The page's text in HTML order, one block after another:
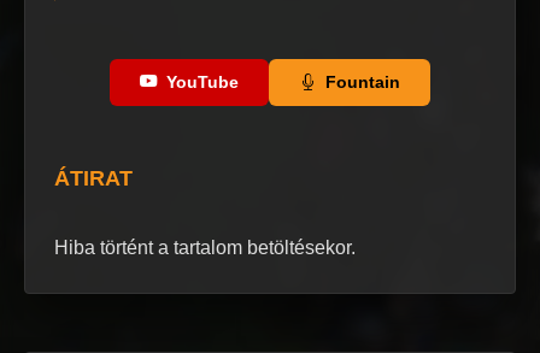
YouTube Fountain
ÁTIRAT
Hiba történt a tartalom betöltésekor.